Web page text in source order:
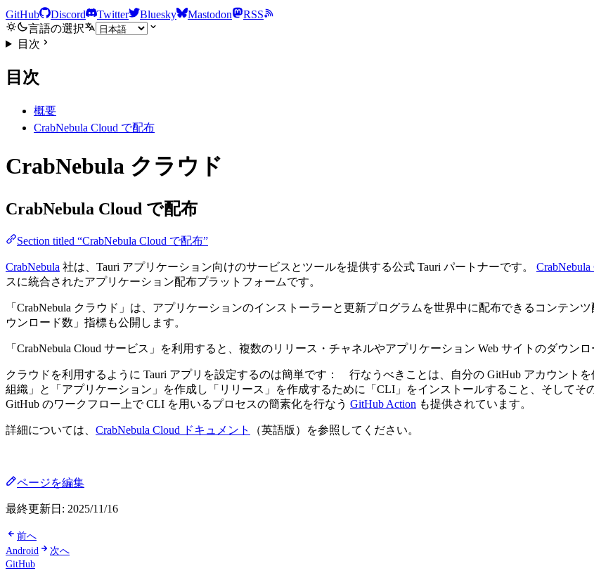
GitHub Discord Twitter Bluesky Mastodon
RSS
言語の選択
目次
目次
概要
CrabNebula Cloud で配布
CrabNebula クラウド
CrabNebula Cloud で配布
Section titled “CrabNebula Cloud で配布”
CrabNebula 社は、Tauri アプリケーション向けのサービスとツールを提供する公式 Tauri パートナーです。 CrabNebula
スに統合されたアプリケーション配布プラットフォームです。
「CrabNebula クラウド」は、アプリケーションのインストーラーと更新プログラムを世界中に配布できるコンテ
ウンロード数」指標も公開します。
「CrabNebula Cloud サービス」を利用すると、複数のリリース・チャネルやアプリケーション Web サイトのダウン
クラウドを利用するように Tauri アプリを設定するのは簡単です： 行なうべきことは、自分の GitHub アカウントを
組織」と「アプリケーション」を作成し「リリース」を作成するために「CLI」をインストールすること、そしてそ
GitHub のワークフロー上で CLI を用いるプロセスの簡素化を行なう GitHub Action も提供されています。
詳細については、 CrabNebula Cloud ドキュメント （英語版）を参照してください。
ページを編集
最終更新日: 2025/11/16
前へ
Android
次へ
GitHub